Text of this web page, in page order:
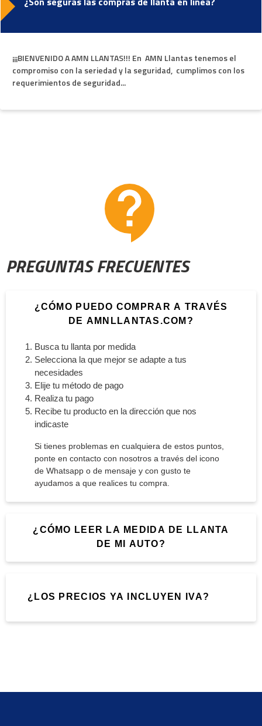
¡¡¡BIENVENIDO A AMN LLANTAS!!! En AMN Llantas tenemos el
compromiso con la seriedad y la seguridad, cumplimos con los
requerimientos de seguridad...
PREGUNTAS FRECUENTES
¿CÓMO PUEDO COMPRAR A TRAVÉS
DE AMNLLANTAS.COM?
Busca tu llanta por medida
Selecciona la que mejor se adapte a tus
necesidades
Elije tu método de pago
Realiza tu pago
Recibe tu producto en la dirección que nos
indicaste
Si tienes problemas en cualquiera de estos puntos,
ponte en contacto con nosotros a través del icono
de Whatsapp o de mensaje y con gusto te
ayudamos a que realices tu compra.
¿CÓMO LEER LA MEDIDA DE LLANTA
DE MI AUTO?
¿LOS PRECIOS YA INCLUYEN IVA?